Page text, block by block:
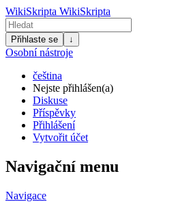
WikiSkripta WikiSkripta
Přihlaste se ↓
Osobní nástroje
čeština
Nejste přihlášen(a)
Diskuse
Příspěvky
Přihlášení
Vytvořit účet
Navigační menu
Navigace